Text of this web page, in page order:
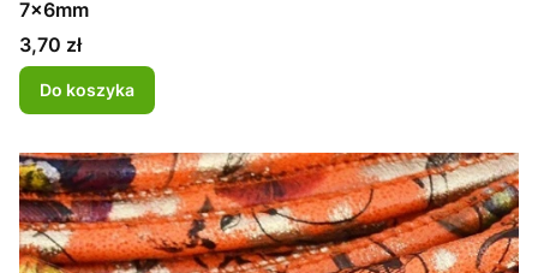
7x6mm
Cena
3,70 zł
Do koszyka